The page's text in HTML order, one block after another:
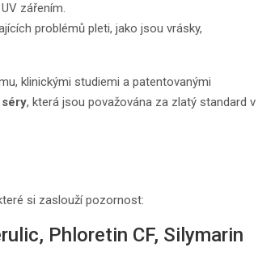
zářením.
problémů pleti, jako jsou vrásky,
klinickými studiemi a patentovanými
, která jsou považována za zlatý standard v
si zaslouží pozornost:
Phloretin CF, Silymarin